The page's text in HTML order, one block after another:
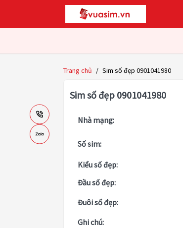
Trang chủ / Sim số đẹp 0901041980
Sim số đẹp 0901041980
Nhà mạng:
Số sim:
Kiểu số đẹp:
Đầu số đẹp:
Đuôi số đẹp:
Ghi chú: